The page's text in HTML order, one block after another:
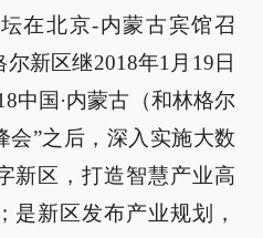
在北京-内蒙古宾馆召
新区继2018年1月19日
中国·内蒙古（和林格尔
会”之后，深入实施大数
新区，打造智慧产业高
是新区发布产业规划，